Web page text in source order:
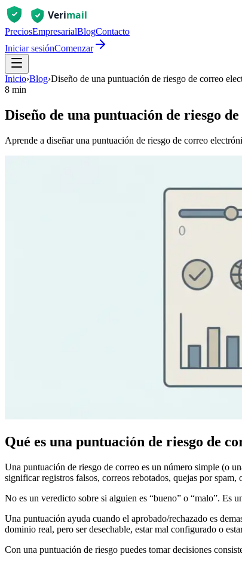
PreciosEmpresarialBlogContacto
Iniciar sesiónComenzar
Inicio›Blog›Diseño de una puntuación de riesgo de correo
8 min
Diseño de una puntuación de riesgo
Aprende a diseñar una puntuación de riesgo de correo
Qué es una puntuación de riesgo de
Una puntuación de riesgo de correo es un número simple (o
significar registros falsos, correos rebotados, quejas por
No es un veredicto sobre si alguien es “bueno” o “malo”. Es
Una puntuación ayuda cuando el aprobado/rechazado es
dominio real, pero ser desechable, estar mal configurado o
Con una puntuación de riesgo puedes tomar decisiones